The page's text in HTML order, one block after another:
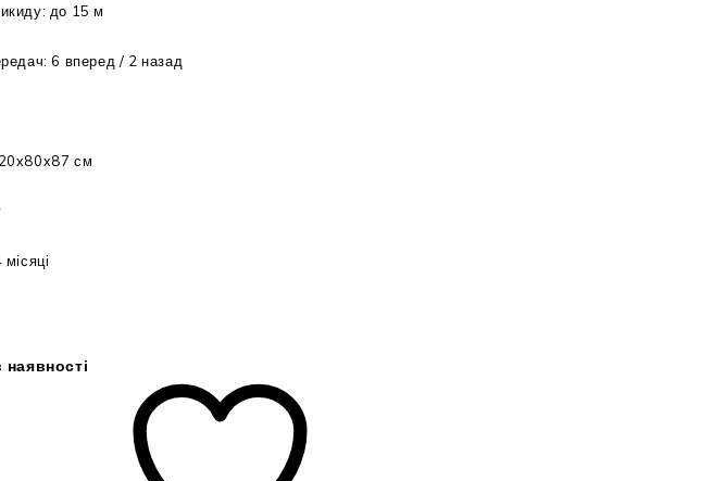
до 15 м
6 вперед / 2 назад
см